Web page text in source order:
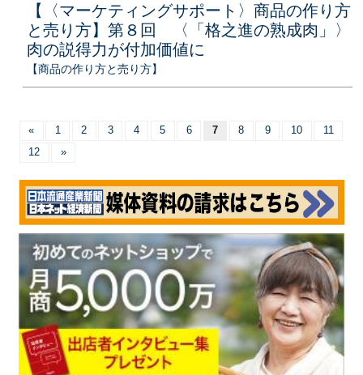
【〈マーケティングサポート〉商品の作り方
と売り方】第８回 〈「格之進の熟成肉」〉
肉の説得力が付加価値に
【商品の作り方と売り方】
« 1 2 3 4 5 6 7 8 9 10
11
12
»